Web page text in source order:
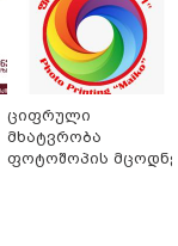
ციფრული
მხატვრობა
ფოტოშოპის მცოდნე